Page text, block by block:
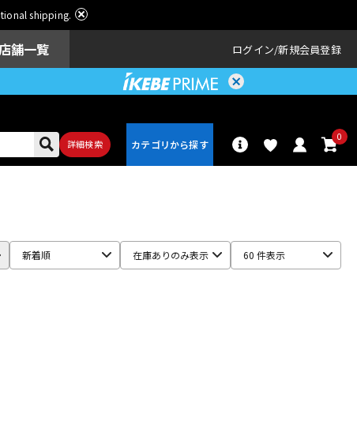
shipping.
店舗一覧 ログイン 新規会員登録
詳細検索
0
新着順 在庫ありのみ表示 60 件表示